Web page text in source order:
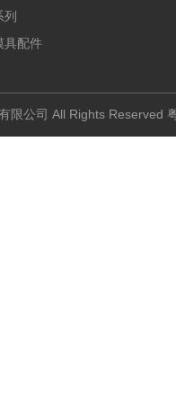
具配件
限公司 All Rights Reserved